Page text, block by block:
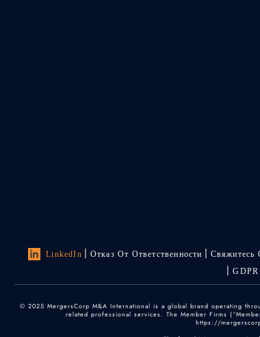
LinkedIn Отказ От Ответственности Свяжитесь
GDPR
© 2025 MergersCorp M&A International is a global brand operating
related professional services. The Member Firms
https://